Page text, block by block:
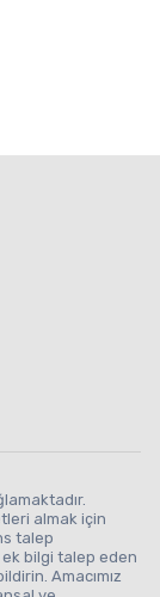
almak için
talep
ek bilgi talep eden
Amacımız